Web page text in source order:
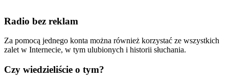
Radio bez reklam
Za pomocą jednego konta można również korzystać ze wszystkich
zalet w Internecie, w tym ulubionych i historii słuchania.
Czy wiedzieliście o tym?